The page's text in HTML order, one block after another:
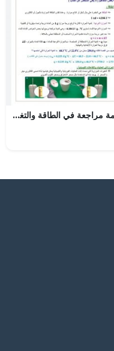
ملزمة مراجعة في الطاقة والتغيرات الكيميائية مع الحل, (كيمياء) الثاني عشر المتقدم